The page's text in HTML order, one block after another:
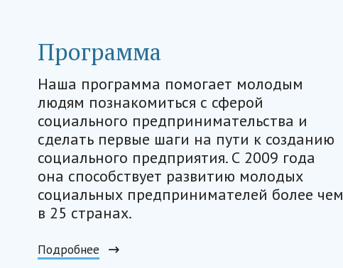
Программа
Наша программа помогает молодым
людям познакомиться с сферой
социального предпринимательства и
сделать первые шаги на пути к созданию
социального предприятия. С 2009 года
она способствует развитию молодых
социальных предпринимателей более чем
в 25 странах.
Подробнее